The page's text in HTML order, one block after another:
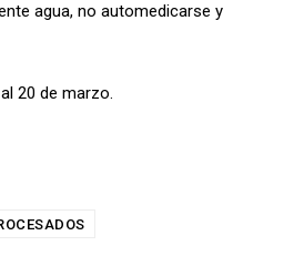
agua, no automedicarse y
20 de marzo.